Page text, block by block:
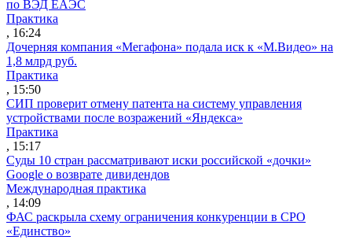
по ВЭД ЕАЭС
Практика
, 16:24
Дочерняя компания «Мегафона» подала иск к «М.Видео» на
1,8 млрд руб.
Практика
, 15:50
СИП проверит отмену патента на систему управления
устройствами после возражений «Яндекса»
Практика
, 15:17
Суды 10 стран рассматривают иски российской «дочки»
Google о возврате дивидендов
Международная практика
, 14:09
ФАС раскрыла схему ограничения конкуренции в СРО
«Единство»